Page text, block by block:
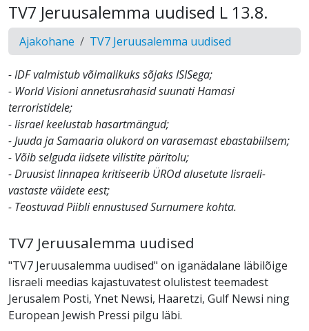
TV7 Jeruusalemma uudised L 13.8.
Ajakohane TV7 Jeruusalemma uudised
- IDF valmistub võimalikuks sõjaks ISISega;
- World Visioni annetusrahasid suunati Hamasi
terroristidele;
- Iisrael keelustab hasartmängud;
- Juuda ja Samaaria olukord on varasemast ebastabiilsem;
- Võib selguda iidsete vilistite päritolu;
- Druusist linnapea kritiseerib ÜROd alusetute Iisraeli-
vastaste väidete eest;
- Teostuvad Piibli ennustused Surnumere kohta.
TV7 Jeruusalemma uudised
"TV7 Jeruusalemma uudised" on iganädalane läbilõige
Iisraeli meedias kajastuvatest olulistest teemadest
Jerusalem Posti, Ynet Newsi, Haaretzi, Gulf Newsi ning
European Jewish Pressi pilgu läbi.